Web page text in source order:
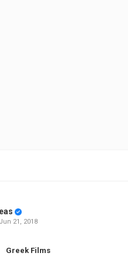
Jun 21, 2018
Greek Films